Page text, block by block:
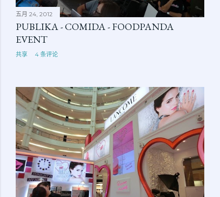
五月 24, 2012
PUBLIKA - COMIDA - FOODPANDA
EVENT
共享 4 条评论